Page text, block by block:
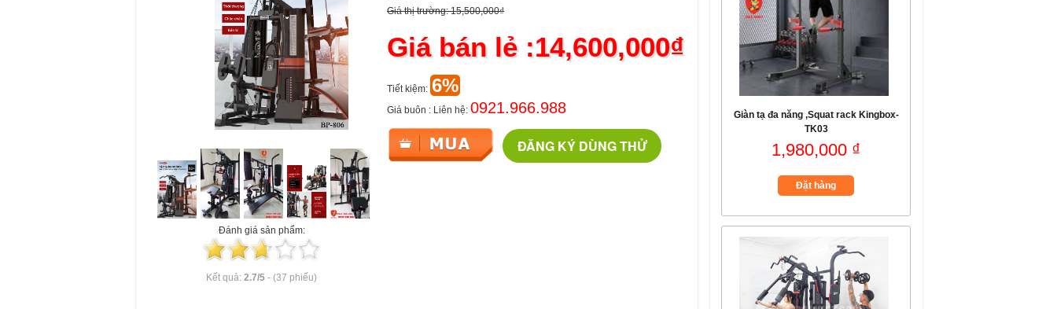
Đánh giá sản phẩm:
Kết quả: 2.7/5 - (37 phiếu)
Giá thị trường: 15,500,000₫
Giá bán lẻ :14,600,000₫
Tiết kiệm: 6%
Giá buôn : Liên hệ: 0921.966.988
ĐĂNG KÝ DÙNG THỬ
Giàn tạ đa năng ,Squat rack Kingbox-
TK03
1,980,000 ₫
Đặt hàng